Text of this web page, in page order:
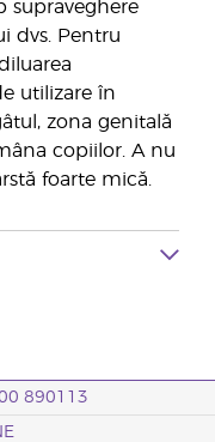
supraveghere
dvs. Pentru
utilizare în
zona genitală
copiilor. A nu
foarte mică.
890113